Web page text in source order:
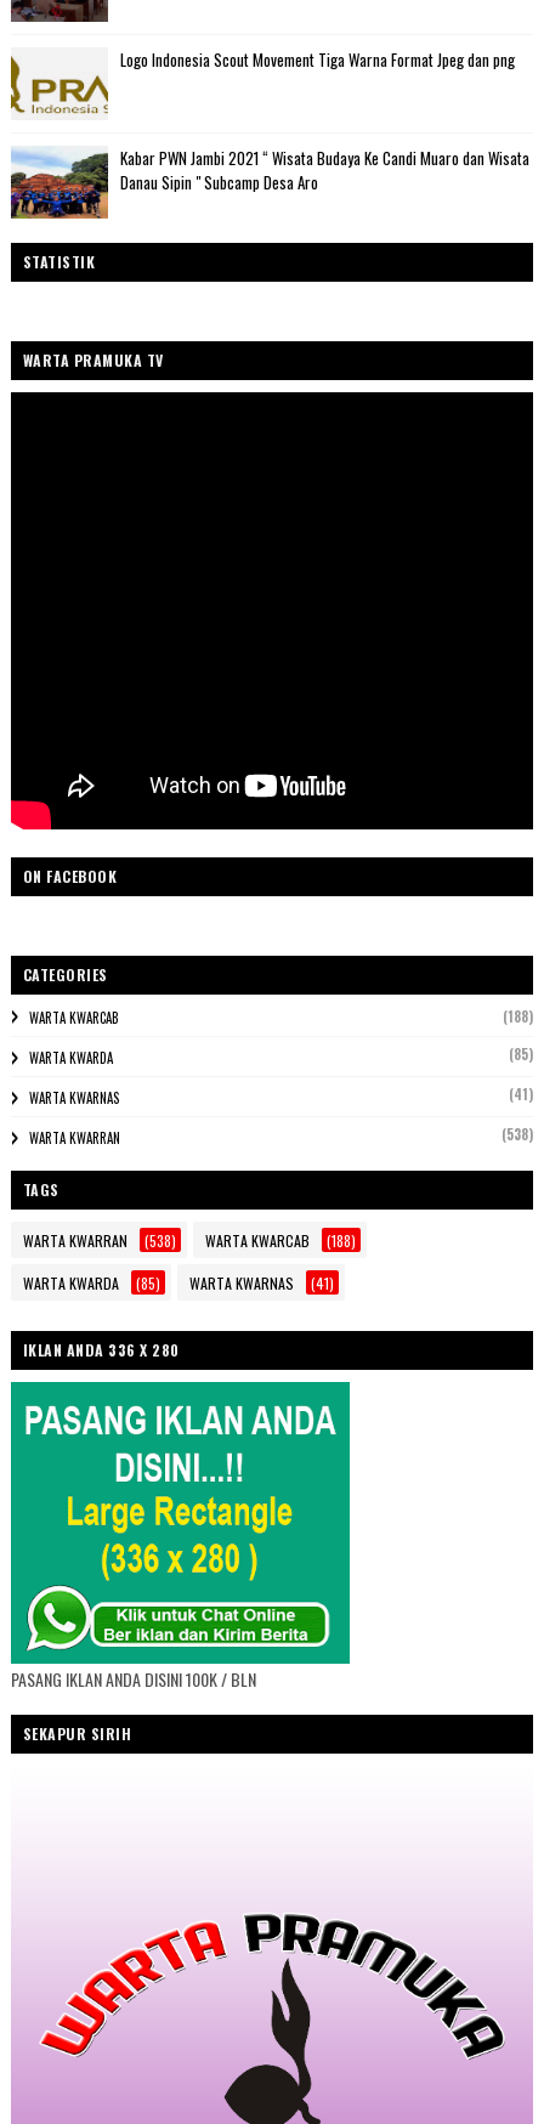
Logo Indonesia Scout Movement Tiga Warna Format Jpeg dan png
Kabar PWN Jambi 2021 “ Wisata Budaya Ke Candi Muaro dan Wisata
Danau Sipin " Subcamp Desa Aro
STATISTIK
WARTA PRAMUKA TV
ON FACEBOOK
CATEGORIES
WARTA KWARCAB (188)
WARTA KWARDA (85)
WARTA KWARNAS (41)
WARTA KWARRAN (538)
TAGS
WARTA KWARRAN (538) WARTA KWARCAB (188)
WARTA KWARDA (85) WARTA KWARNAS (41)
IKLAN ANDA 336 X 280
PASANG IKLAN ANDA DISINI 100K / BLN
SEKAPUR SIRIH